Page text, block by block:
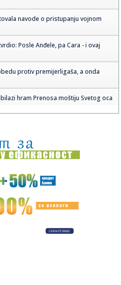
navode o pristupanju vojnom
Posle Anđele, pa Cara - i ovaj
protiv premijerligaša, a onda
hram Prenosa moštiju Svetog oca
Belegiš; Posetio Hram Prenosa moštiju
napravio haos: Evo šta se desilo!
u reketu, mora fizički da se
BRENDONA KLARKA: Posle skoro